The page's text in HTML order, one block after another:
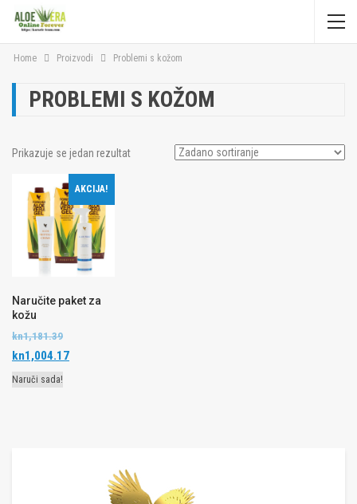
Home Proizvodi Problemi s kožom
PROBLEMI S KOŽOM
Prikazuje se jedan rezultat
AKCIJA!
Naručite paket za
kožu
kn1,181.39
kn1,004.17
Naruči sada!